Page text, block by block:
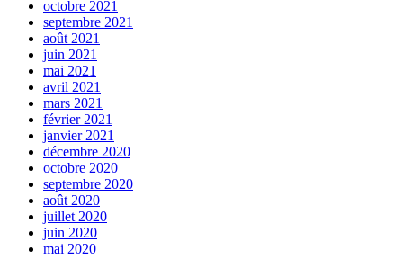
octobre 2021
septembre 2021
août 2021
juin 2021
mai 2021
avril 2021
mars 2021
février 2021
janvier 2021
décembre 2020
octobre 2020
septembre 2020
août 2020
juillet 2020
juin 2020
mai 2020